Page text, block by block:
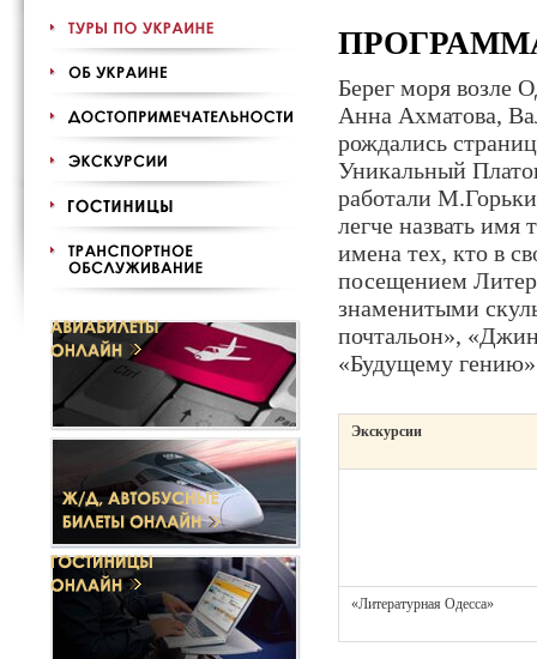
Берег моря возле
Анна Ахматова,
рождались
Уникальный
работали
легче назвать имя
имена тех, кто в
посещением
знаменитыми
почтальон»,
«Будущему
Экскурсии
«Литературная Одесса»